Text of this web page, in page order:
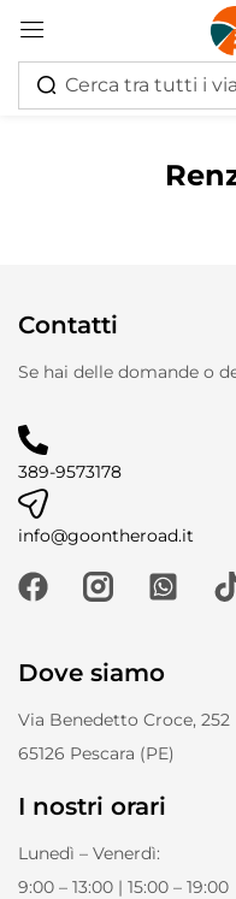
Contatti
Se hai delle domande o
389-9573178
info@goontheroad.it
Dove siamo
Via Benedetto Croce, 252
65126 Pescara (PE)
I nostri orari
Lunedì – Venerdì:
9:00 – 13:00 | 15:00 – 19:00